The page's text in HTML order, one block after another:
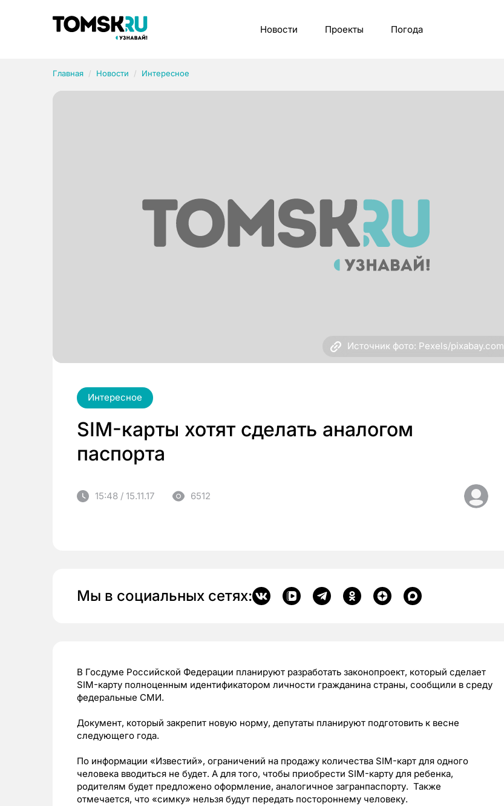
Новости Проекты Погода
Главная Новости Интересное
Источник фото: Pexels/pixabay.com
Интересное
SIM-карты хотят сделать аналогом
паспорта
15:48 / 15.11.17 6512
Мы в социальных сетях:
В Госдуме Российской Федерации планируют разработать законопроект, который сделает
SIM-карту полноценным идентификатором личности гражданина страны, сообщили в среду
федеральные СМИ.
Документ, который закрепит новую норму, депутаты планируют подготовить к весне
следующего года.
По информации «Известий», ограничений на продажу количества SIM-карт для одного
человека вводиться не будет. А для того, чтобы приобрести SIM-карту для ребенка,
родителям будет предложено оформление, аналогичное загранпаспорту. Также
отмечается, что «симку» нельзя будут передать постороннему человеку.
Рубрики